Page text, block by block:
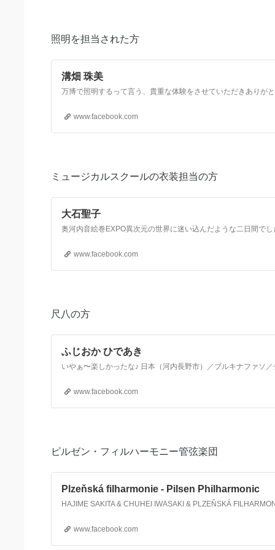
照明を担当された方
溝畑 珠美
www.facebook.com
ミュージカルスクールの衣装担当の方
大石聖子
www.facebook.com
尺八の方
ふじおか ひであき
www.facebook.com
ピルゼン・フィルハーモニー管弦楽団
Plzeňská filharmonie - Pilsen Philharmonic
www.facebook.com